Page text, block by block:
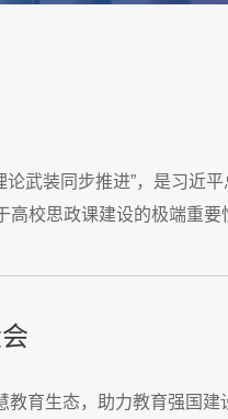
装同步推进”，是习近
校思政课建设的极端重
育生态，助力教育强国